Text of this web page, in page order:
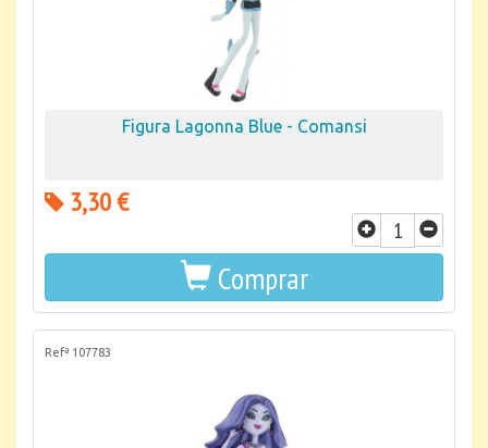
Figura Lagonna Blue - Comansi
3,30 €
Comprar
Refª 107783